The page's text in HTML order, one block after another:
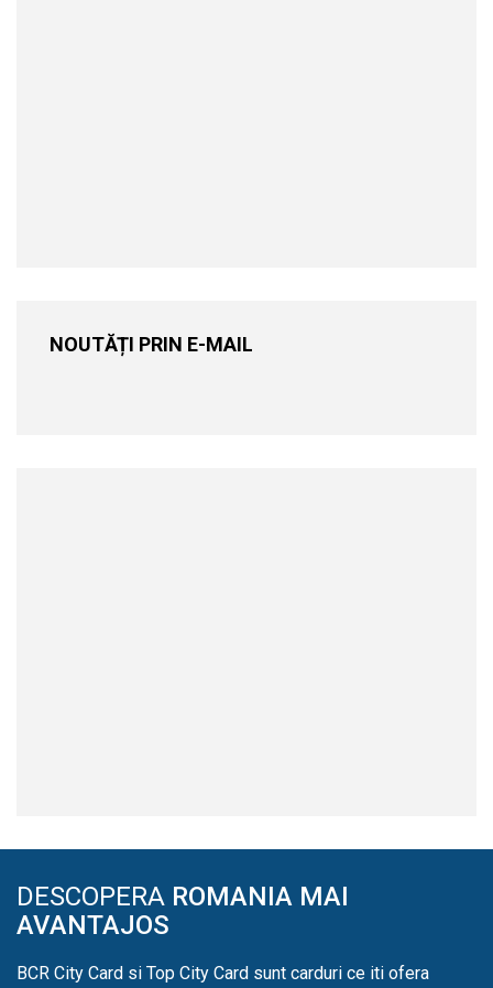
NOUTĂȚI PRIN E-MAIL
DESCOPERA ROMANIA MAI
AVANTAJOS
BCR City Card si Top City Card sunt carduri ce iti ofera